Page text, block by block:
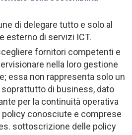
di delegare tutto e solo al
esterno di servizi ICT.
fornitori competenti e
nella loro gestione
essa non rappresenta solo un
di business, dato
per la continuità operativa
policy conosciute e comprese
sottoscrizione delle policy